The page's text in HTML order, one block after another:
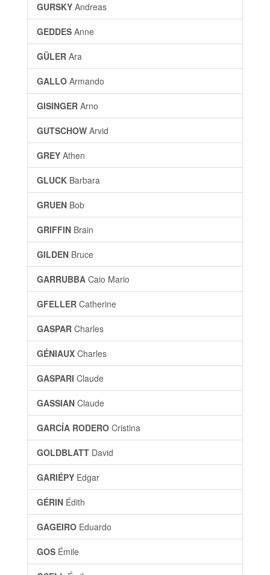
GURSKY Andreas
GEDDES Anne
GÜLER Ara
GALLO Armando
GISINGER Arno
GUTSCHOW Arvid
GREY Athen
GLUCK Barbara
GRUEN Bob
GRIFFIN Brain
GILDEN Bruce
GARRUBBA Caio Mario
GFELLER Catherine
GASPAR Charles
GÉNIAUX Charles
GASPARI Claude
GASSIAN Claude
GARCÍA RODERO Cristina
GOLDBLATT David
GARIÉPY Edgar
GÉRIN Édith
GAGEIRO Eduardo
GOS Émile